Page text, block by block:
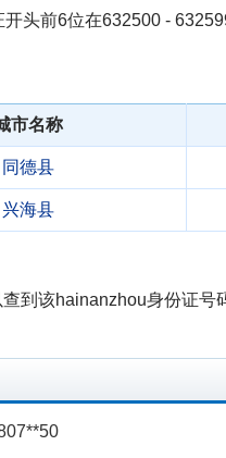
头前6位在632500 -
市名称
同德县
兴海县
到该hainanzhou身份证号